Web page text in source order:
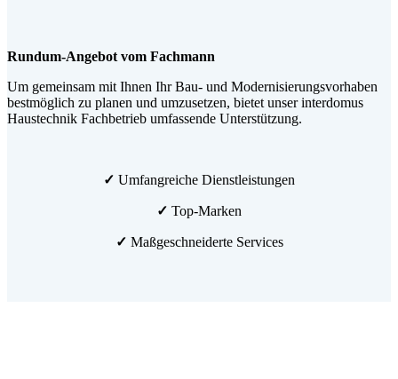
Rundum-Angebot vom Fachmann
Um gemeinsam mit Ihnen Ihr Bau- und Modernisierungsvorhaben
bestmöglich zu planen und umzusetzen, bietet unser interdomus
Haustechnik Fachbetrieb umfassende Unterstützung.
✓ Umfangreiche Dienstleistungen
✓ Top-Marken
✓ Maßgeschneiderte Services